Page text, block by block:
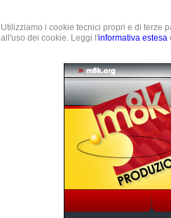
Utilizziamo i cookie tecnici propri e di terze
all'uso dei cookie. Leggi l'informativa estesa